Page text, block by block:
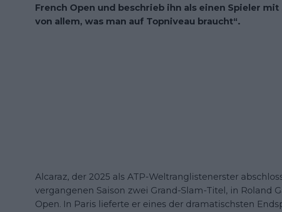
French Open und beschrieb ihn als einen Spieler
von allem, was man auf Topniveau braucht“.
Alcaraz, der 2025 als ATP-Weltranglistenerster
vergangenen Saison zwei Grand-Slam-Titel, in Roland
Open. In Paris lieferte er eines der dramatischsten